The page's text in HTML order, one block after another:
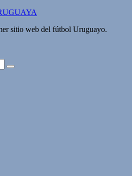
sitio web del fútbol Uruguayo.